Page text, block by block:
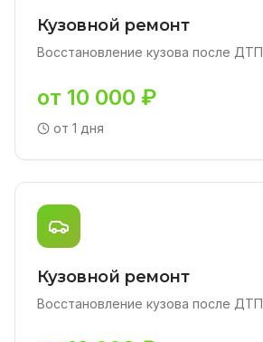
Кузовной ремонт
Восстановление кузова после ДТП
от 10 000 ₽
от 1 дня
Кузовной ремонт
Восстановление кузова после ДТП